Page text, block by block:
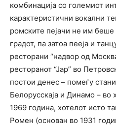
комбинација со големиот
карактеристични вокални
ромските пејачи не им беше
градот, па затоа пееја и
ресторани “надвор од
ресторанот “Јар” во
постои денес – помеѓу
Белорусскаја и Динамо – во
1969 година, хотелот исто
Ромен (основан во 1931